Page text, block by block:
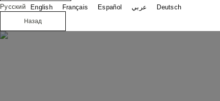
Русский English Français Español عربي Deutsch
Назад